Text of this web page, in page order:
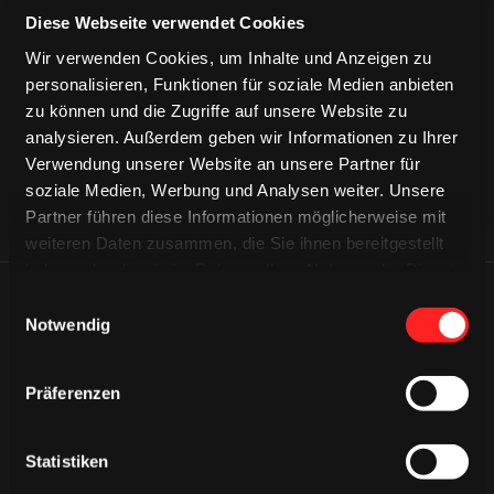
Diese Webseite verwendet Cookies
Wir verwenden Cookies, um Inhalte und Anzeigen zu
personalisieren, Funktionen für soziale Medien anbieten
zu können und die Zugriffe auf unsere Website zu
analysieren. Außerdem geben wir Informationen zu Ihrer
Verwendung unserer Website an unsere Partner für
soziale Medien, Werbung und Analysen weiter. Unsere
Partner führen diese Informationen möglicherweise mit
weiteren Daten zusammen, die Sie ihnen bereitgestellt
Notwendig
Präferenzen
Statistiken
CAPS & CO
CAPS & CO
CAPS & CO
ÄHNLICHE NEWS